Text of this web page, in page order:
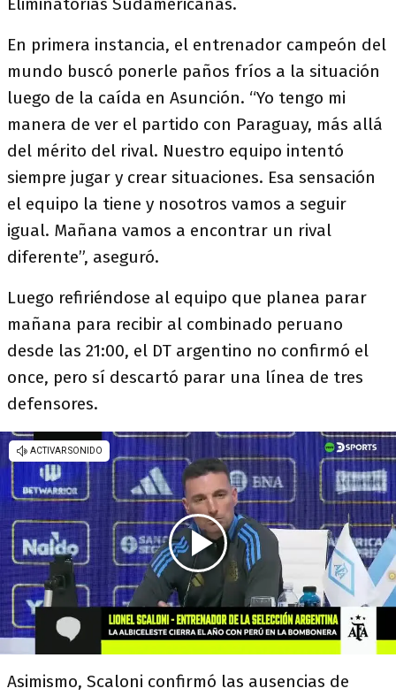
En primera instancia, el entrenador campeón del
mundo buscó ponerle paños fríos a la situación
luego de la caída en Asunción. “Yo tengo mi
manera de ver el partido con Paraguay, más allá
del mérito del rival. Nuestro equipo intentó
siempre jugar y crear situaciones. Esa sensación
el equipo la tiene y nosotros vamos a seguir
igual. Mañana vamos a encontrar un rival
diferente”, aseguró.
Luego refiriéndose al equipo que planea parar
mañana para recibir al combinado peruano
desde las 21:00, el DT argentino no confirmó el
once, pero sí descartó parar una línea de tres
defensores.
Asimismo, Scaloni confirmó las ausencias de